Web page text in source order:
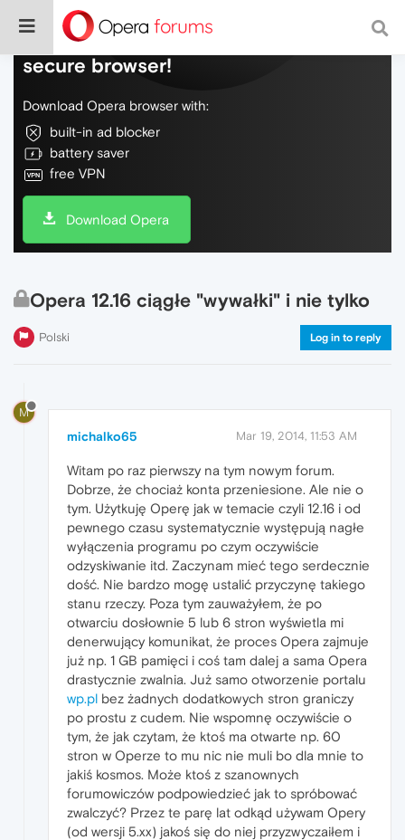
Do more on the web, with a fast and
secure browser!
Download Opera browser with:
built-in ad blocker
battery saver
free VPN
Download Opera
Opera 12.16 ciągłe "wywałki" i nie tylko
Polski Log in to reply
M
michalko65 Mar 19, 2014, 11:53 AM
Witam po raz pierwszy na tym nowym forum.
Dobrze, że chociaż konta przeniesione. Ale nie o
tym. Użytkuję Operę jak w temacie czyli 12.16 i od
pewnego czasu systematycznie występują nagłe
wyłączenia programu po czym oczywiście
odzyskiwanie itd. Zaczynam mieć tego serdecznie
dość. Nie bardzo mogę ustalić przyczynę takiego
stanu rzeczy. Poza tym zauważyłem, że po
otwarciu dosłownie 5 lub 6 stron wyświetla mi
denerwujący komunikat, że proces Opera zajmuje
już np. 1 GB pamięci i coś tam dalej a sama Opera
drastycznie zwalnia. Już samo otworzenie portalu
wp.pl bez żadnych dodatkowych stron graniczy
po prostu z cudem. Nie wspomnę oczywiście o
tym, że jak czytam, że ktoś ma otwarte np. 60
stron w Operze to mu nic nie muli bo dla mnie to
jakiś kosmos. Może ktoś z szanownych
forumowiczów podpowiedzieć jak to spróbować
zwalczyć? Przez te parę lat odkąd używam Opery
(od wersji 5.xx) jakoś się do niej przyzwyczaiłem i